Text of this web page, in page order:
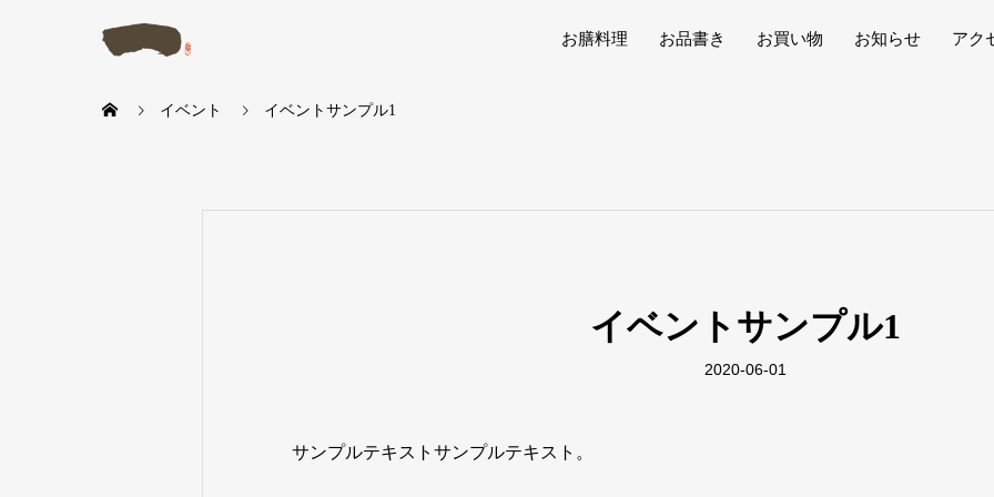
お膳料理 お品書き お買い物 お知らせ アク
イベント イベントサンプル1
イベントサンプル1
2020-06-01
サンプルテキストサンプルテキスト。